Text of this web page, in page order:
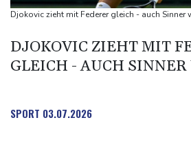
Wissenschaftler bestätigen:
Nilpferd-Baby von Herde von
und dann doch gestorben
Investoren-Affäre: Fifa-Spitze stellt
Djokovic zieht mit Federer gleich - auch Sinner
DJOKOVIC ZIEHT MIT
GLEICH - AUCH
SPORT 03.07.2026